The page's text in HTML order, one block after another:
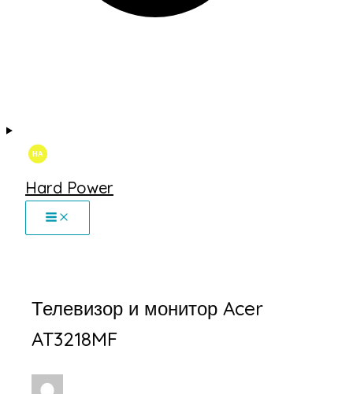
Hard Power
Телевизор и монитор Acer
AT3218MF